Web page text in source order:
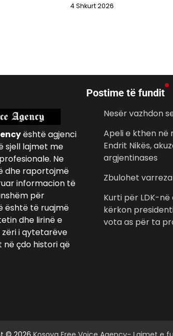
4 Shkurt 2026
është agjenci
sjell lajmet me
Ne
dhe raportojmë
informacion të
për
është të ruajmë
dhe lirinë e
i qytetarëve
çdo histori që
Postime të fundit
Nesër vazhdon
Apeli e kthen në
Endrit Nikës,
argjentinases
Zbulohet
Kurti për LDK-në
kërkon
vota as për ta